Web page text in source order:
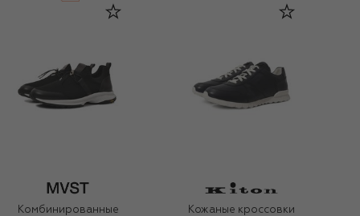
Комбинированные
Кожаные кроссовки